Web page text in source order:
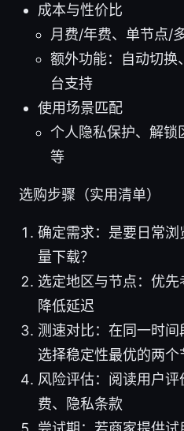
成本与性价比
月费/年费、单节点/
额外功能：自动切换
台支持
使用场景匹配
个人隐私保护、解锁
等
选购步骤（实用清单）
确定需求：是要日常
量下载？
选定地区与节点：优先
降低延迟
测速对比：在同一时间
选择稳定性最优的两个
风险评估：阅读用户
费、隐私条款